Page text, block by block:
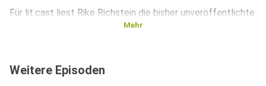
Für lit.cast liest Rike Richstein die bisher unveröffentlichte
Kurzgeschichte „Heimkehrer.“ Darin erzählt sie von einem
Tagen aus Glas, an denen die Träume der ganzen
Mehr
Weitere Episoden